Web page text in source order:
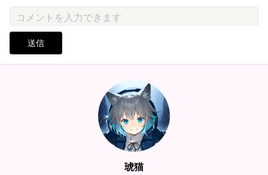
送信
琥猫